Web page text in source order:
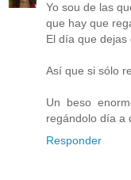
Yo sou de las
que hay que
El día que dejas
Así que si sólo
Un beso
regándolo día a
Responder